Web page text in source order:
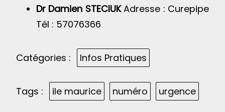
Dr Damien STECIUKAdresse : Curepipe
Tél : 57076366
Catégories : Infos Pratiques
Tags : ile maurice numéro urgence